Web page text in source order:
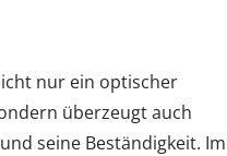
nur ein optischer
überzeugt auch
seine Beständigkeit. Im